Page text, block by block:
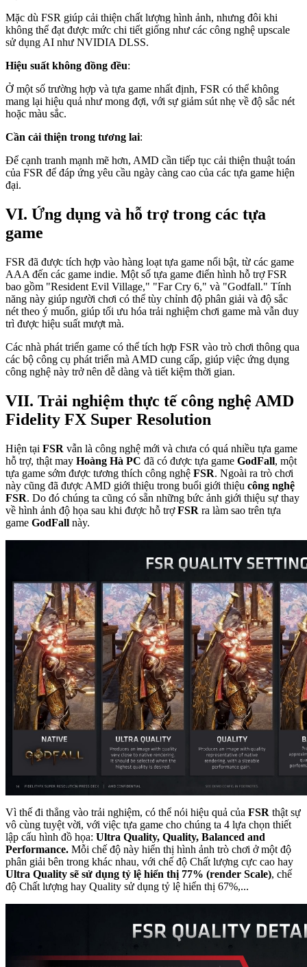
Mặc dù FSR giúp cải thiện chất lượng hình ảnh, nhưng đôi khi
không thể đạt được mức chi tiết giống như các công nghệ upscale
sử dụng AI như NVIDIA DLSS.
Hiệu suất không đồng đều:
Ở một số trường hợp và tựa game nhất định, FSR có thể không
mang lại hiệu quả như mong đợi, với sự giảm sút nhẹ về độ sắc nét
hoặc màu sắc.
Cần cải thiện trong tương lai:
Để cạnh tranh mạnh mẽ hơn, AMD cần tiếp tục cải thiện thuật toán
của FSR để đáp ứng yêu cầu ngày càng cao của các tựa game hiện
đại.
VI. Ứng dụng và hỗ trợ trong các tựa
game
FSR đã được tích hợp vào hàng loạt tựa game nổi bật, từ các game
AAA đến các game indie. Một số tựa game điển hình hỗ trợ FSR
bao gồm "Resident Evil Village," "Far Cry 6," và "Godfall." Tính
năng này giúp người chơi có thể tùy chỉnh độ phân giải và độ sắc
nét theo ý muốn, giúp tối ưu hóa trải nghiệm chơi game mà vẫn duy
trì được hiệu suất mượt mà.
Các nhà phát triển game có thể tích hợp FSR vào trò chơi thông qua
các bộ công cụ phát triển mà AMD cung cấp, giúp việc ứng dụng
công nghệ này trở nên dễ dàng và tiết kiệm thời gian.
VII. Trải nghiệm thực tế công nghệ AMD
Fidelity FX Super Resolution
Hiện tại FSR vẫn là công nghệ mới và chưa có quá nhiều tựa game
hỗ trợ, thật may Hoàng Hà PC đã có được tựa game GodFall, một
tựa game sớm được tương thích công nghệ FSR. Ngoài ra trò chơi
này cũng đã được AMD giới thiệu trong buổi giới thiệu công nghệ
FSR. Do đó chúng ta cũng có sẵn những bức ảnh giới thiệu sự thay
về hình ảnh độ họa sau khi được hỗ trợFSR ra làm sao trên tựa
game GodFall này.
Vì thế đi thẳng vào trải nghiệm, có thể nói hiệu quả của FSR thật sự
vô cùng tuyệt vời, với việc tựa game cho chúng ta 4 lựa chọn thiết
lập cấu hình đồ họa: Ultra Quality, Quality, Balanced and
Performance. Mỗi chế độ này hiển thị hình ảnh trò chơi ở một độ
phân giải bên trong khác nhau, với chế độ Chất lượng cực cao hay
Ultra Quality sẽ sử dụng tỷ lệ hiển thị 77% (render Scale), chế
độ Chất lượng hay Quality sử dụng tỷ lệ hiển thị 67%,...